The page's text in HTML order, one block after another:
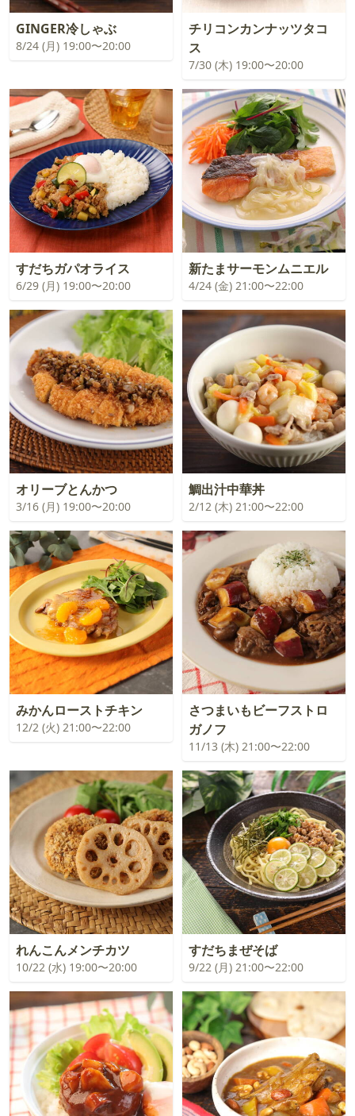
GINGER冷しゃぶ
8/24 (月) 19:00〜20:00
チリコンカンナッツタコ
ス
7/30 (木) 19:00〜20:00
すだちガパオライス
6/29 (月) 19:00〜20:00
新たまサーモンムニエル
4/24 (金) 21:00〜22:00
オリーブとんかつ
3/16 (月) 19:00〜20:00
鯛出汁中華丼
2/12 (木) 21:00〜22:00
みかんローストチキン
12/2 (火) 21:00〜22:00
さつまいもビーフストロ
ガノフ
11/13 (木) 21:00〜22:00
れんこんメンチカツ
10/22 (水) 19:00〜20:00
すだちまぜそば
9/22 (月) 21:00〜22:00